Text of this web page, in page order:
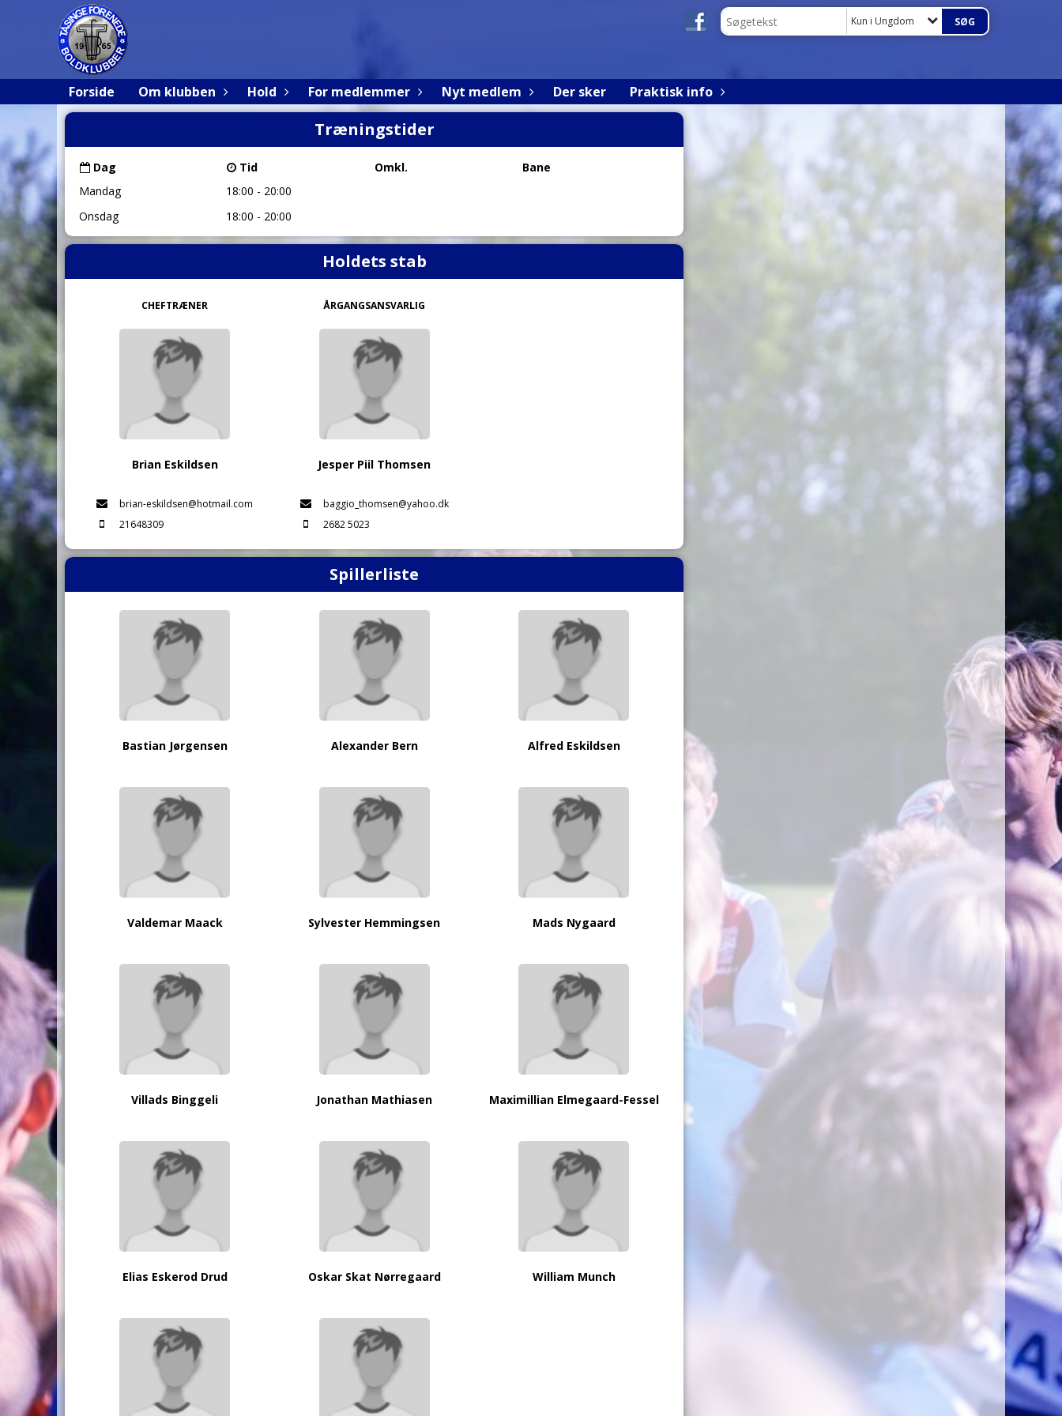
Kun i Ungdom
Forside Om klubben Hold For medlemmer Nyt medlem Der sker Praktisk info
Træningstider
Dag Tid Omkl.
Bane
Mandag
18:00 - 20:00
Onsdag
18:00 - 20:00
Holdets stab
CHEFTRÆNER
Brian Eskildsen
brian-eskildsen@hotmail.com
21648309
ÅRGANGSANSVARLIG
Jesper Piil Thomsen
baggio_thomsen@yahoo.dk
2682 5023
Spillerliste
Bastian Jørgensen Alexander Bern Alfred Eskildsen
Valdemar Maack Sylvester Hemmingsen Mads Nygaard
Villads Binggeli Jonathan Mathiasen Maximillian Elmegaard-Fessel
Elias Eskerod Drud Oskar Skat Nørregaard William Munch